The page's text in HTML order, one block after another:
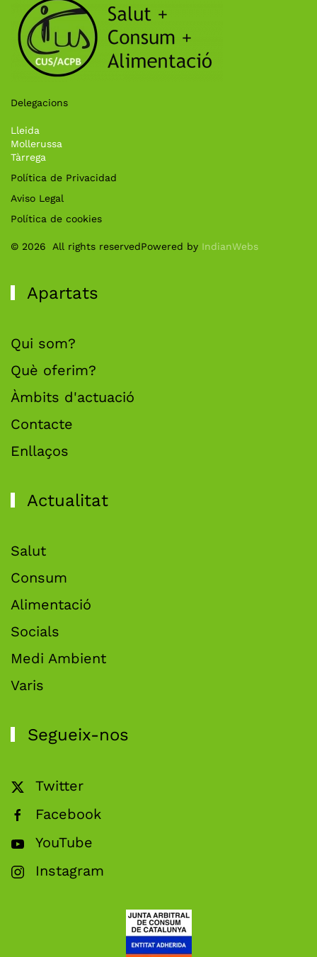
Delegacions
Lleida
Mollerussa
Tàrrega
Política de Privacidad
Aviso Legal
Política de cookies
© 2026 All rights reservedPowered by IndianWebs
Apartats
Qui som?
Què oferim?
Àmbits d'actuació
Contacte
Enllaços
Actualitat
Salut
Consum
Alimentació
Socials
Medi Ambient
Varis
Segueix-nos
Twitter
Facebook
YouTube
Instagram